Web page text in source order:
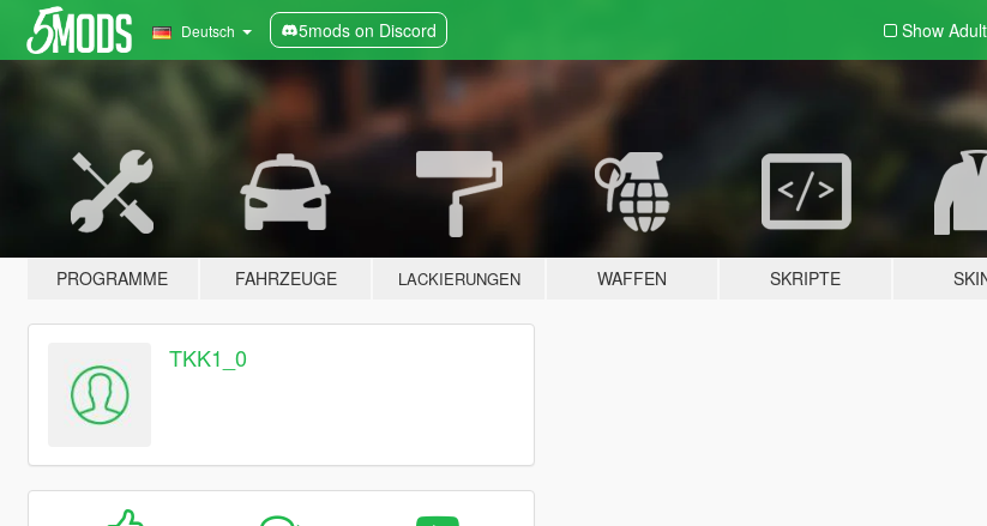
Deutsch 5mods on Discord Show Adult
PROGRAMME FAHRZEUGE LACKIERUNGEN WAFFEN SKRIPTE
TKK1_0